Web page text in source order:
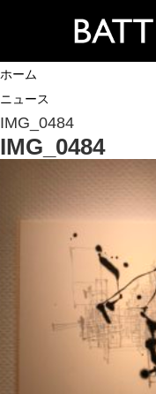
ホーム
ニュース
IMG_0484
IMG_0484